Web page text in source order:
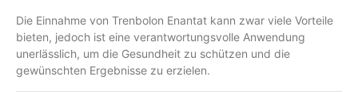
Die Einnahme von Trenbolon Enantat kann zwar viele Vorteile
bieten, jedoch ist eine verantwortungsvolle Anwendung
unerlässlich, um die Gesundheit zu schützen und die
gewünschten Ergebnisse zu erzielen.